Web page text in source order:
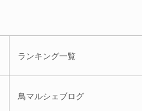
ランキング一覧
鳥マルシェブログ